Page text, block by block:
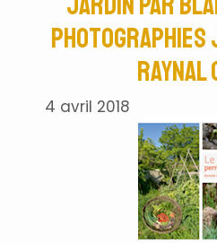
Photographies
Raynal
4 avril 2018